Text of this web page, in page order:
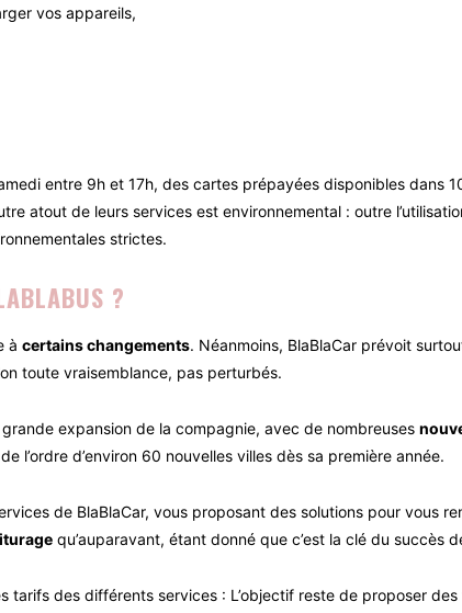
vos appareils,
entre 9h et 17h, des cartes prépayées disponibles dans
atout de leurs services est environnemental : outre
strictes.
?
à certains changements. Néanmoins, BlaBlaCar prévoit
toute vraisemblance, pas perturbés.
expansion de la compagnie, avec de nombreuses
l’ordre d’environ 60 nouvelles villes dès sa première année.
de BlaBlaCar, vous proposant des solutions pour vous
qu’auparavant, étant donné que c’est la clé du succès
des différents services : L’objectif reste de proposer